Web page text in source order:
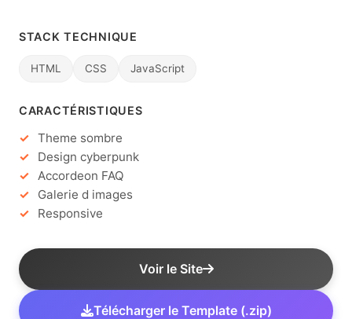
STACK TECHNIQUE
HTML CSS JavaScript
CARACTÉRISTIQUES
Theme sombre
Design cyberpunk
Accordeon FAQ
Galerie d images
Responsive
Voir le Site
Télécharger le Template (.zip)